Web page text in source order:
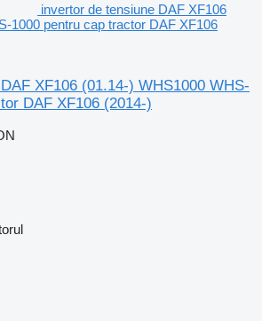
invertor de tensiune DAF XF106
1000 pentru cap tractor DAF XF106
XF106 (01.14-) WHS1000 WHS-
DAF XF106 (2014-)